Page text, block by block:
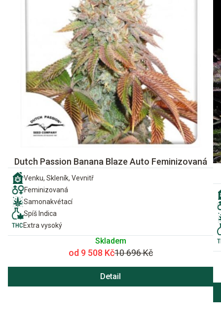
Dutch Passion Banana Blaze Auto Feminizovaná
Venku, Skleník, Vevnitř
Feminizovaná
Samonakvétací
Spíš Indica
Extra vysoký
Skladem
od 9 508 Kč10 696 Kč
Detail